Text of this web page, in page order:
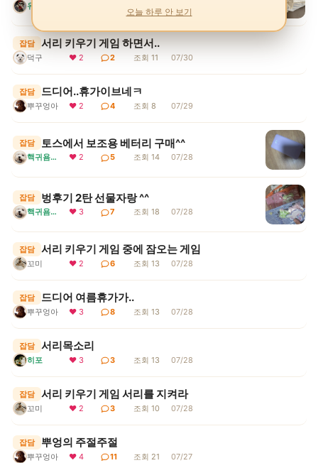
유후눈나
잡담 서리 키우기 게임 하면서..
덕구 ❤ 2 2 조회 11 07/30
잡담 드디어..휴가이브네ㅋ
뿌꾸엉아 ❤ 2 4 조회 8 07/29
잡담 토스에서 보조용 베터리 구매^^
핵귀욤서리 ❤ 2 5 조회 14 07/28
잡담 벙후기 2탄 선물자랑 ^^
핵귀욤서리 ❤ 3 7 조회 18 07/28
잡담 서리 키우기 게임 중에 잠오는 게임
꼬미 ❤ 2 6 조회 13 07/28
잡담 드디어 여름휴가가..
뿌꾸엉아 ❤ 3 8 조회 13 07/28
잡담 서리목소리
히포 ❤ 3 3 조회 13 07/28
잡담 서리 키우기 게임 서리를 지켜라
꼬미 ❤ 2 3 조회 10 07/28
잡담 뿌엉의 주절주절
뿌꾸엉아 ❤ 4 11 조회 21 07/27
오늘 하루 안 보기